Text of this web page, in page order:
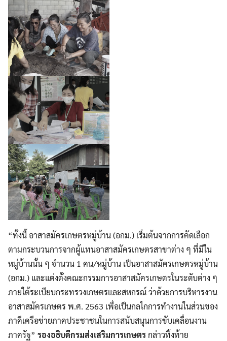
“ทั้งนี้ อาสาสมัครเกษตรหมู่บ้าน (อกม.) เริ่มต้นจากการคัดเลือก
ตามกระบวนการจากผู้แทนอาสาสมัครเกษตรสาขาต่าง ๆ ที่มีใน
หมู่บ้านนั้น ๆ จำนวน 1 คน/หมู่บ้าน เป็นอาสาสมัครเกษตรหมู่บ้าน
(อกม.) และแต่งตั้งคณะกรรมการอาสาสมัครเกษตรในระดับต่าง ๆ
ภายใต้ระเบียบกระทรวงเกษตรและสหกรณ์ ว่าด้วยการบริหารงาน
อาสาสมัครเกษตร พ.ศ. 2563 เพื่อเป็นกลไกการทำงานในส่วนของ
ภาคีเครือข่ายภาคประชาชนในการสนับสนุนการขับเคลื่อนงาน
ภาครัฐ” รองอธิบดีกรมส่งเสริมการเกษตรกล่าวทิ้งท้าย